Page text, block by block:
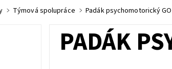
Týmová spolupráce Padák psychomotorický
PADÁK